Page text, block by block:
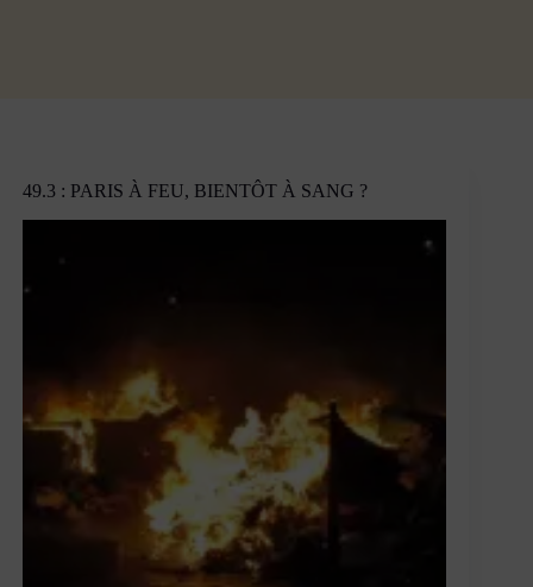
49.3 : PARIS À FEU, BIENTÔT À SANG ?